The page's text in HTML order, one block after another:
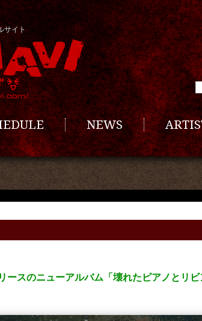
サイト
NEWS
ースのニューアルバム「壊れたピアノとリ